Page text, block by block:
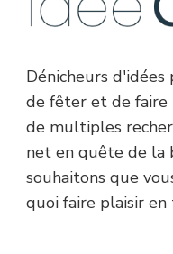
Dénicheurs d'idées
de fêter et de faire
de multiples
net en quête de la
souhaitons que
quoi faire plaisir en